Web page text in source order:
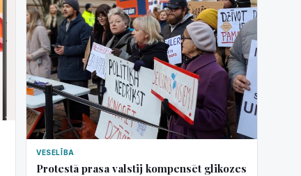
VESELĪBA
Protestā prasa valstij kompensēt glikozes